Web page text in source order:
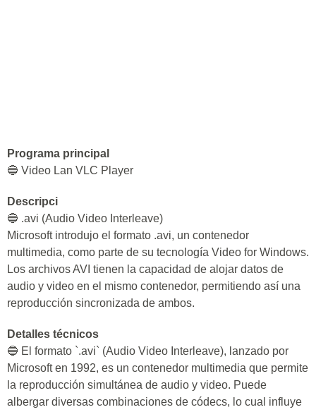
Programa principal
🔵 Video Lan VLC Player
Descripci
🔵 .avi (Audio Video Interleave)
Microsoft introdujo el formato .avi, un contenedor
multimedia, como parte de su tecnología Video for Windows.
Los archivos AVI tienen la capacidad de alojar datos de
audio y video en el mismo contenedor, permitiendo así una
reproducción sincronizada de ambos.
Detalles técnicos
🔵 El formato `.avi` (Audio Video Interleave), lanzado por
Microsoft en 1992, es un contenedor multimedia que permite
la reproducción simultánea de audio y video. Puede
albergar diversas combinaciones de códecs, lo cual influye